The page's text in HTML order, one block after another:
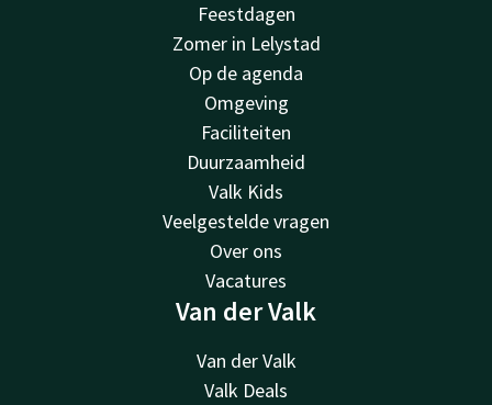
Feestdagen
Zomer in Lelystad
Op de agenda
Omgeving
Faciliteiten
Duurzaamheid
Valk Kids
Veelgestelde vragen
Over ons
Vacatures
Van der Valk
Van der Valk
Valk Deals